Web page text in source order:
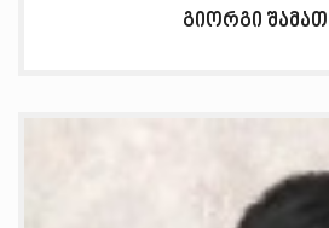
გიორგი